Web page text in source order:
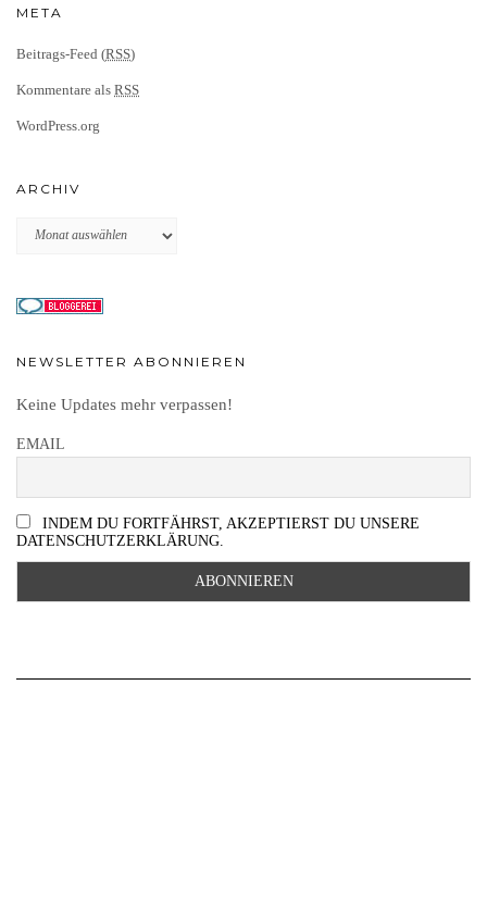
META
Beitrags-Feed (RSS)
Kommentare als RSS
WordPress.org
ARCHIV
Archiv
NEWSLETTER ABONNIEREN
Keine Updates mehr verpassen!
EMAIL
INDEM DU FORTFÄHRST, AKZEPTIERST DU UNSERE
DATENSCHUTZERKLÄRUNG.